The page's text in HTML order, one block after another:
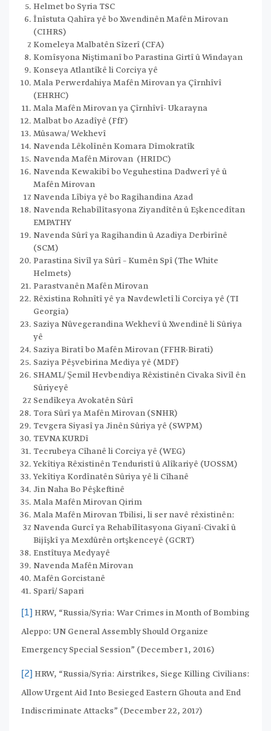
Helmet bo Syria TSC
Înîstuta Qahîra yê bo Xwendinên Mafên Mirovan
(CIHRS)
Komeleya Malbatên Sîzerî (CFA)
Komîsyona Niştimanî bo Parastina Girtî û Windayan
Konseya Atlantîkê li Corciya yê
Mala Perwerdahiya Mafên Mirovan ya Çîrnhîvî
(EHRHC)
Mala Mafên Mirovan ya Çîrnhîvî- Ukarayna
Malbat bo Azadîyê (FfF)
Mûsawa/ Wekhevî
Navenda Lêkolînên Komara Dîmokratîk
Navenda Mafên Mirovan (HRIDC)
Navenda Kewakibî bo Veguhestina Dadwerî yê û
Mafên Mirovan
Navenda Lîbiya yê bo Ragihandina Azad
Navenda Rehabîlîtasyona Ziyandîtên û Eşkencedîtan
EMPATHY
Navenda Sûrî ya Ragihandin û Azadiya Derbirînê
(SCM)
Parastina Sivîl ya Sûrî – Kumên Spî (The White
Helmets)
Parastvanên Mafên Mirovan
Rêxistina Rohnîtî yê ya Navdewletî li Corciya yê (TI
Georgia)
Saziya Nûvegerandina Wekhevî û Xwendinê li Sûriya
yê
Saziya Biratî bo Mafên Mirovan (FFHR-Birati)
Saziya Pêşvebirina Mediya yê (MDF)
SHAML/ Şemil Hevbendiya Rêxistinên Civaka Sivîl ên
Sûriyeyê
Sendîkeya Avokatên Sûrî
Tora Sûrî ya Mafên Mirovan (SNHR)
Tevgera Siyasî ya Jinên Sûriya yê (SWPM)
TEVNA KURDî
Tecrubeya Cîhanê li Corciya yê (WEG)
Yekîtiya Rêxistinên Tenduristî û Alîkariyê (UOSSM)
Yekîtiya Kordînatên Sûriya yê li Cîhanê
Jin Naha Bo Pêşkeftinê
Mala Mafên Mirovan Qirim
Mala Mafên Mirovan Tbilisi, li ser navê rêxistinên:
Navenda Gurcî ya Rehabîlîtasyona Giyanî-Civakî û
Bijîşkî ya Mexdûrên ortşkenceyê (GCRT)
Enstîtuya Medyayê
Navenda Mafên Mirovan
Mafên Gorcistanê
Sparî/ Sapari
[1] HRW, “Russia/Syria: War Crimes in Month of Bombing
Aleppo: UN General Assembly Should Organize
Emergency Special Session” (December 1, 2016)
[2] HRW, “Russia/Syria: Airstrikes, Siege Killing Civilians:
Allow Urgent Aid Into Besieged Eastern Ghouta and End
Indiscriminate Attacks” (December 22, 2017)